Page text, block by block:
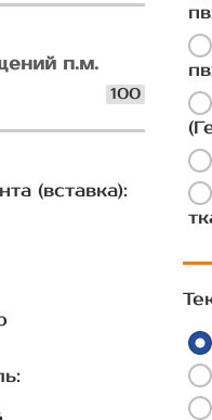
п.м.
100
(вставка):